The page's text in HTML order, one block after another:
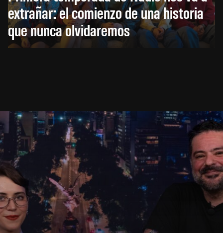
extrañar: el comienzo de una historia
que nunca olvidaremos